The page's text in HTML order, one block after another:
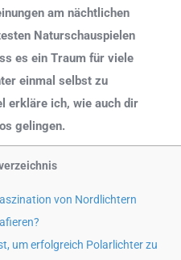
am nächtlichen
Naturschauspielen
es ein Traum für viele
einmal selbst zu
erkläre ich, wie auch dir
gelingen.
von Nordlichtern
um erfolgreich Polarlichter zu